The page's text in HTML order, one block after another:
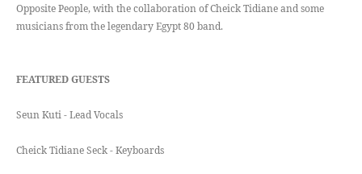
Opposite People, with the collaboration of Cheick Tidiane and some
musicians from the legendary Egypt 80 band.
FEATURED GUESTS
Seun Kuti - Lead Vocals
Cheick Tidiane Seck - Keyboards